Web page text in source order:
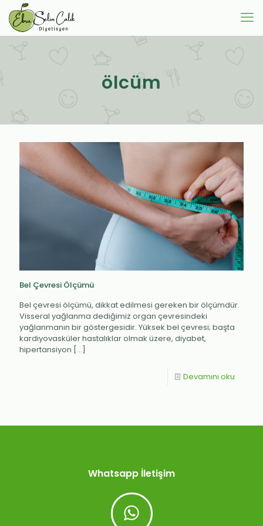
ölcüm
Bel Çevresi Ölçümü
Bel çevresi ölçümü, dikkat edilmesi gereken bir ölçümdür.
Visseral yağlanma dediğimiz organ çevresindeki
yağlanmanın bir göstergesidir. Yüksek bel çevresi; başta
kardiyovasküler hastalıklar olmak üzere, diyabet,
hipertansiyon […]
Devamını oku
Whatsapp İletişim